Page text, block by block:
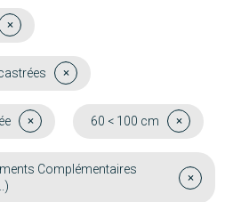
60 < 100 cm
Complémentaires